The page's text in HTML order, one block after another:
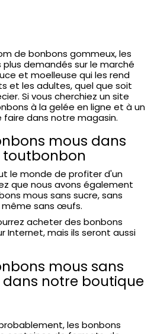
de bonbons gommeux, les
demandés sur le marché
et moelleuse qui les rend
et les adultes, quel que soit
Si vous cherchiez un site
à la gelée en ligne et à un
faire dans notre magasin.
mous dans
le monde de profiter d'un
que nous avons également
mous sans sucre, sans
sans œufs.
acheter des bonbons
Internet, mais ils seront aussi
mous sans
notre boutique
les bonbons